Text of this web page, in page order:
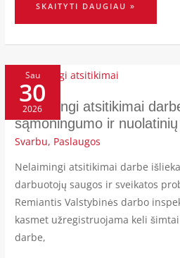
SKAITYTI DAUGIAU »
Sau
30
2026
Nelaimingi atsitikimai
sąmoningumo ir
Svarbu, Paslaugos
Nelaimingi atsitikimai darbe
darbuotojų saugos ir sveikatos
Remiantis Valstybinės darbo
kasmet užregistruojama keli
darbe,
NELAIMINGI
ATSITIKIMAI
DARBE
2025
M.:
SĄMONINGUMO
IR
NUOLATINIŲ
MOKYMŲ
SVARBA